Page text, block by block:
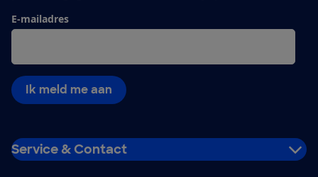
E-mailadres
Ik meld me aan
Service & Contact